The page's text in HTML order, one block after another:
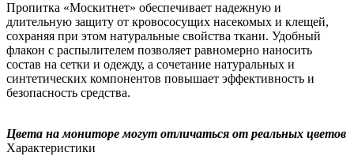
Пропитка «Москитнет» обеспечивает надежную и
длительную защиту от кровососущих насекомых и клещей,
сохраняя при этом натуральные свойства ткани. Удобный
флакон с распылителем позволяет равномерно наносить
состав на сетки и одежду, а сочетание натуральных и
синтетических компонентов повышает эффективность и
безопасность средства.
Цвета на мониторе могут отличаться от реальных цветов
Характеристики